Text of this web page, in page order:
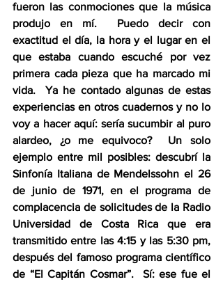
fueron las conmociones que la música
produjo en mí.  Puedo decir con
exactitud el día, la hora y el lugar en el
que estaba cuando escuché por vez
primera cada pieza que ha marcado mi
vida.  Ya he contado algunas de estas
experiencias en otros cuadernos y no lo
voy a hacer aquí: sería sucumbir al puro
alardeo, ¿o me equivoco?  Un solo
ejemplo entre mil posibles: descubrí la
Sinfonía Italiana de Mendelssohn el 26
de junio de 1971, en el programa de
complacencia de solicitudes de la Radio
Universidad de Costa Rica que era
transmitido entre las 4:15 y las 5:30 pm,
después del famoso programa científico
de “El Capitán Cosmar”.  Sí: ese fue el